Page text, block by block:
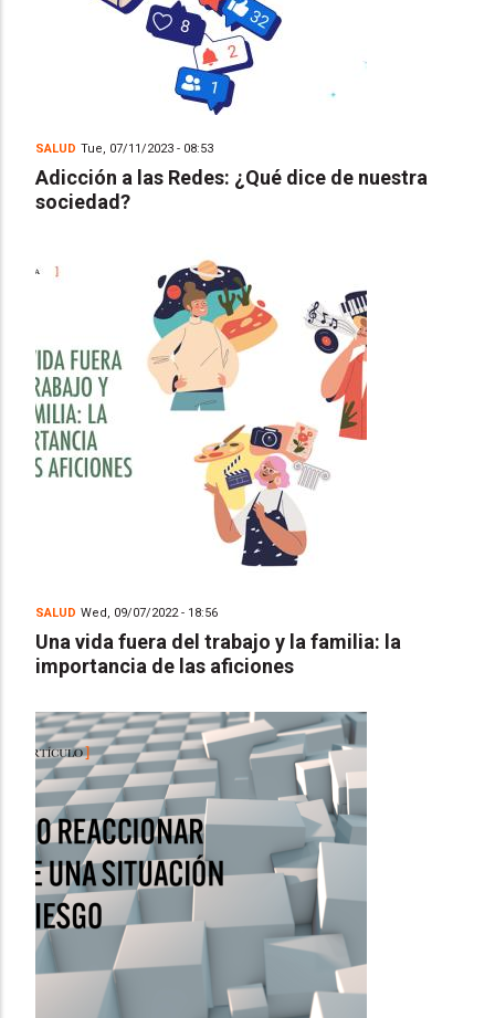
SALUD Tue, 07/11/2023 - 08:53
Adicción a las Redes: ¿Qué dice de nuestra
sociedad?
SALUD Wed, 09/07/2022 - 18:56
Una vida fuera del trabajo y la familia: la
importancia de las aficiones